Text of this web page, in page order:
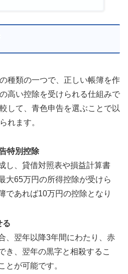
種類の一つで、正しい帳簿を作
高い控除を受けられる仕組みで
して、青色申告を選ぶことで以
れます。
特別控除
し、貸借対照表や損益計算書
大65万円の所得控除が受けら
であれば10万円の控除となり
る
、翌年以降3年間にわたり、赤
き、翌年の黒字と相殺するこ
とが可能です。